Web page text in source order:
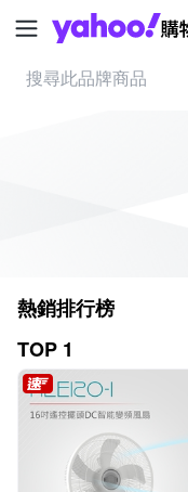
熱銷排行榜
TOP 1